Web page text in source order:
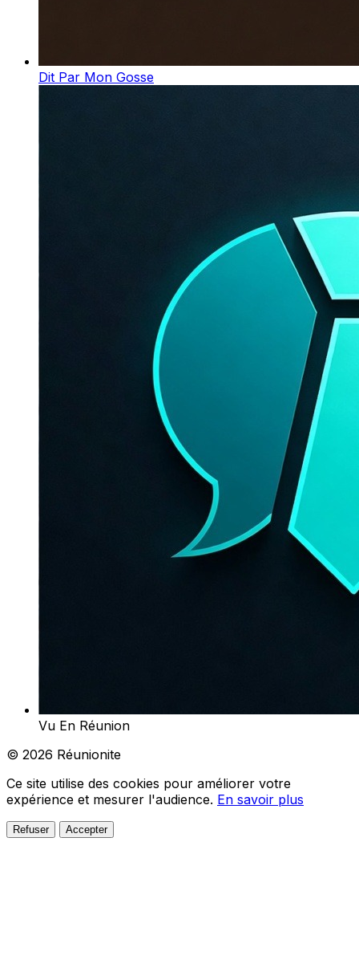
Dit Par Mon Gosse
Vu En Réunion
© 2026 Réunionite
Ce site utilise des cookies pour améliorer votre
expérience et mesurer l'audience. En savoir plus
Refuser Accepter